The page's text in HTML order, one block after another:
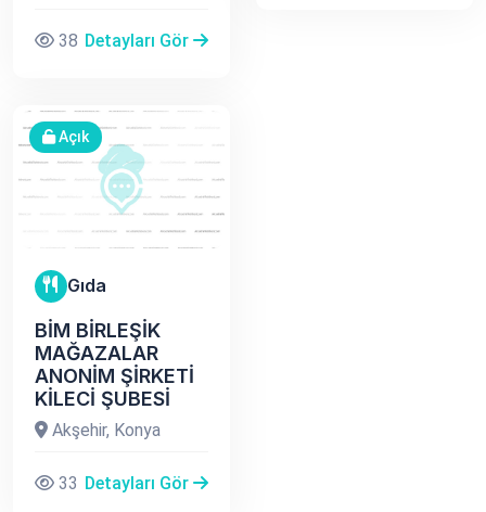
38 Detayları Gör
Açık
Gıda
BİM BİRLEŞİK
MAĞAZALAR
ANONİM ŞİRKETİ
KİLECİ ŞUBESİ
Akşehir, Konya
33 Detayları Gör